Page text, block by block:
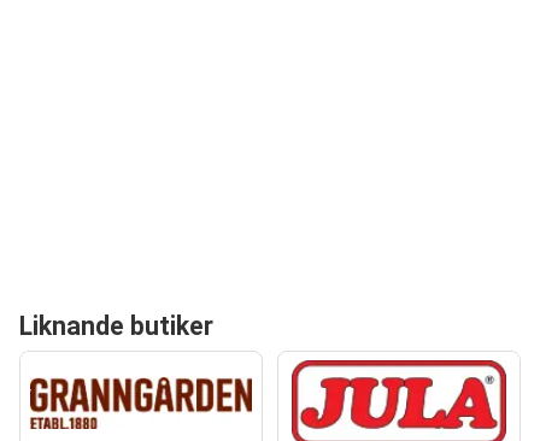
Liknande butiker